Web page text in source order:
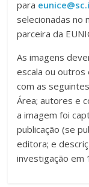
para
selecionadas no
parceira da
As imagens
escala ou
com as
Área; autores e
a imagem foi
publicação (se
editora; e
investigação em